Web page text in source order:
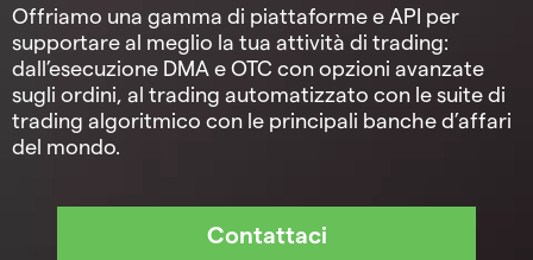
Offriamo una gamma di piattaforme e API per
supportare al meglio la tua attività di trading:
dall’esecuzione DMA e OTC con opzioni avanzate
sugli ordini, al trading automatizzato con le suite di
trading algoritmico con le principali banche d’affari
del mondo.